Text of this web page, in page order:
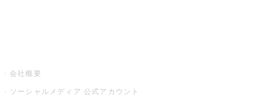
会社概要
ソーシャルメディア 公式アカウント